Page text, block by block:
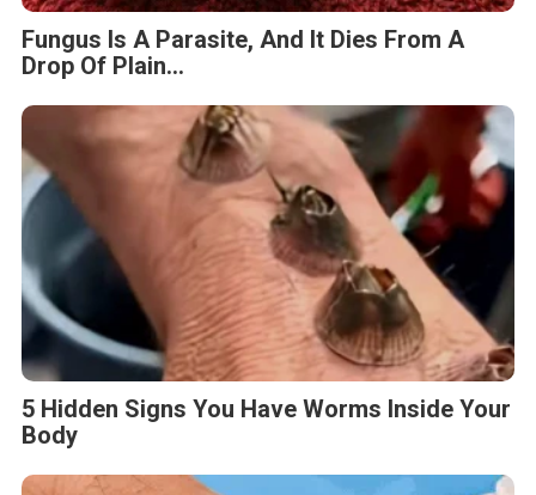
Fungus Is A Parasite, And It Dies From A
Drop Of Plain...
5 Hidden Signs You Have Worms Inside Your
Body